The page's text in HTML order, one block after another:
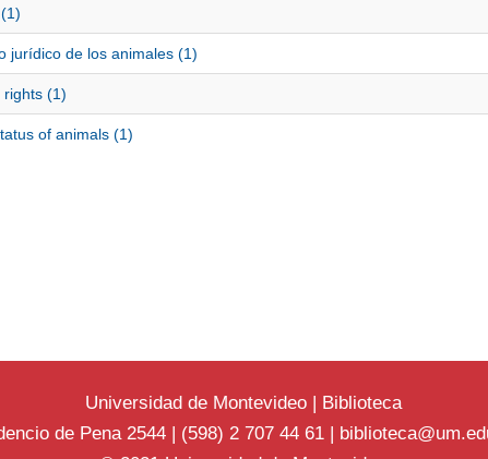
jurídico de los animales (1)
rights (1)
of animals (1)
Universidad de Montevideo | Biblioteca
de Pena 2544 | (598) 2 707 44 61 |